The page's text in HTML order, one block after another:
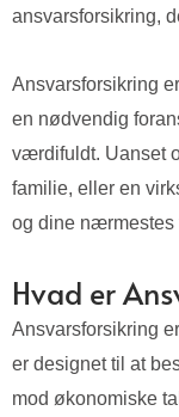
ansvarsforsikring,
Ansvarsforsikring
en nødvendig
værdifuldt. Uanset
familie, eller en
og dine nærmestes
Hvad er
Ansvarsforsikring
er designet til at
mod økonomiske